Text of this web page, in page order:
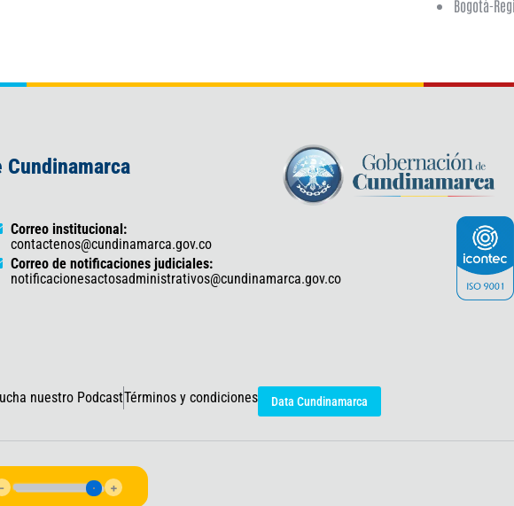
Bogotá-
Cundinamarca
Correo institucional:
contactenos@cundinamarca.gov.co
Correo de notificaciones judiciales:
notificacionesactosadministrativos@cundinamarca.gov.co
nuestro PodcastTérminos y condiciones Data Cundinamarca